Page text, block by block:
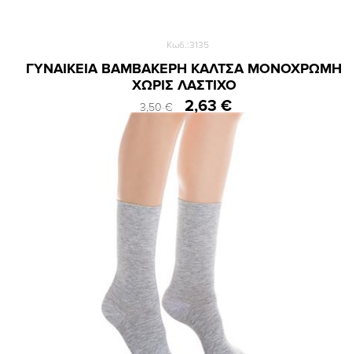
Κωδ.:3135
ΓΥΝΑΙΚΕΙΑ ΒΑΜΒΑΚΕΡΗ ΚΑΛΤΣΑ ΜΟΝΟΧΡΩΜΗ
ΧΩΡΙΣ ΛΑΣΤΙΧΟ
3,50 € 2,63 €